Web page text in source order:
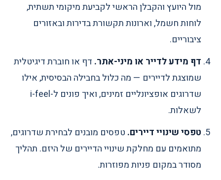
מול היועץ והקבלן הראשי לקביעת מיקומי תשתית,
לוחות חשמל, וארונות תקשורת בדירות ובאזורים
ציבוריים.
דף מידע לדייר או מיני-אתר. דף או חוברת דיגיטלית
שמוצגת לדיירים — מה כלול בחבילה הבסיסית, אילו
שדרוגים אופציונליים זמינים, ואיך פונים ל-i-feel
לשאלות.
טפסי שינויי דיירים. טפסים מובנים לבחירת שדרוגים,
מתואמים עם מחלקת שינויי הדיירים של היזם. תהליך
מסודר במקום פניות מפוזרות.